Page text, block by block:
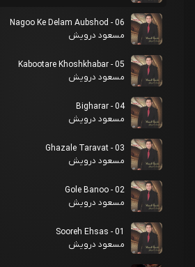
06 - Nagoo Ke Delam Aubshod
مسعود درویش
05 - Kabootare Khoshkhabar
مسعود درویش
04 - Bigharar
مسعود درویش
03 - Ghazale Taravat
مسعود درویش
02 - Gole Banoo
مسعود درویش
01 - Sooreh Ehsas
مسعود درویش